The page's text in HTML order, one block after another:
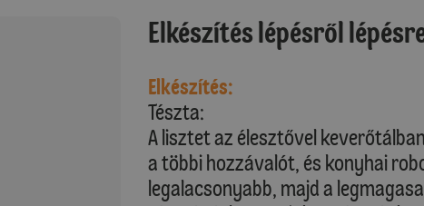
Elkészítés lépésről
Elkészítés:
Tészta:
A lisztet az élesztővel
a többi hozzávalót, és konyhai
legalacsonyabb, majd a